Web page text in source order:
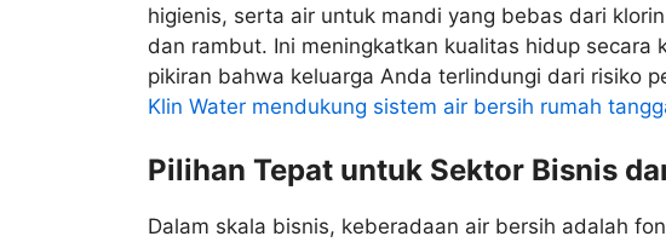
higienis, serta air untuk mandi yang bebas dari
dan rambut. Ini meningkatkan kualitas hidup secara
pikiran bahwa keluarga Anda terlindungi dari risiko
Klin Water mendukung sistem air bersih rumah
Pilihan Tepat untuk Sektor Bisnis
Dalam skala bisnis, keberadaan air bersih adalah